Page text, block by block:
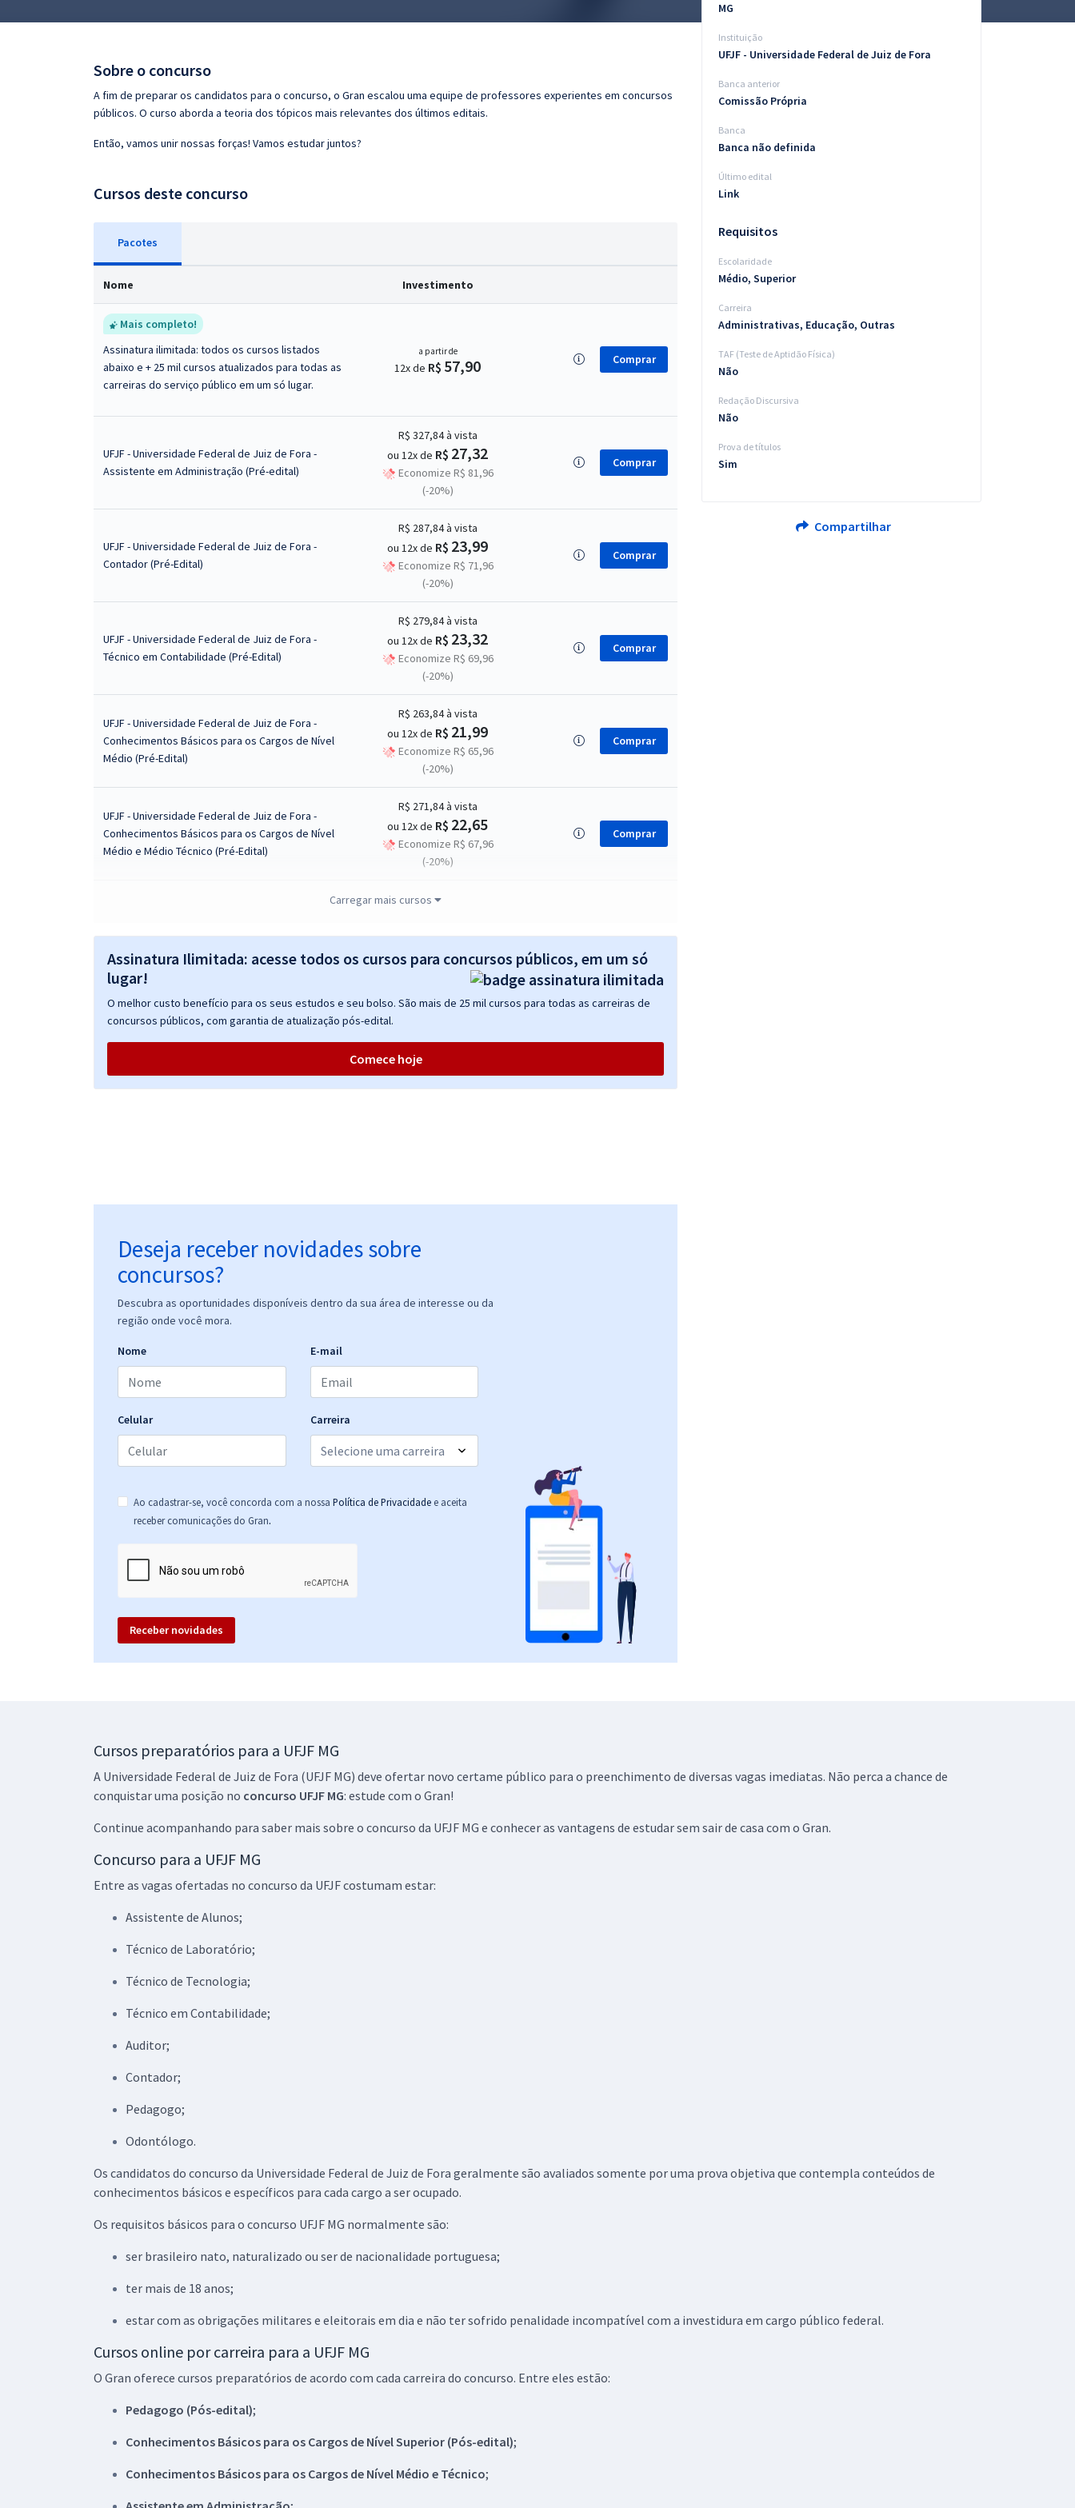
Conteúdo gratuito
Sobre o concurso
A fim de preparar os candidatos para o concurso, o Gran escalou uma equipe de professores experientes em concursos
públicos. O curso aborda a teoria dos tópicos mais relevantes dos últimos editais.
Então, vamos unir nossas forças! Vamos estudar juntos?
Cursos deste concurso
Pacotes
Nome Investimento
Mais completo!
Assinatura ilimitada: todos os cursos listados
abaixo e + 25 mil cursos atualizados para todas as
carreiras do serviço público em um só lugar.
a partir de
12x de R$ 57,90 Comprar
UFJF - Universidade Federal de Juiz de Fora -
Assistente em Administração (Pré-edital)
R$ 327,84à vista
ou 12x de R$ 27,32
Economize R$ 81,96
(-20%)
Comprar
UFJF - Universidade Federal de Juiz de Fora -
Contador (Pré-Edital)
R$ 287,84à vista
ou 12x de R$ 23,99
Economize R$ 71,96
(-20%)
Comprar
UFJF - Universidade Federal de Juiz de Fora -
Técnico em Contabilidade (Pré-Edital)
R$ 279,84à vista
ou 12x de R$ 23,32
Economize R$ 69,96
(-20%)
Comprar
UFJF - Universidade Federal de Juiz de Fora -
Conhecimentos Básicos para os Cargos de Nível
Médio (Pré-Edital)
R$ 263,84à vista
ou 12x de R$ 21,99
Economize R$ 65,96
(-20%)
Comprar
UFJF - Universidade Federal de Juiz de Fora -
Conhecimentos Básicos para os Cargos de Nível
Médio e Médio Técnico (Pré-Edital)
R$ 271,84à vista
ou 12x de R$ 22,65
Economize R$ 67,96
(-20%)
Comprar
R$ 335,84
Economize R$ 83,96
(-20%)
Carregar mais cursos
Assinatura Ilimitada: acesse todos os cursos para concursos públicos, em um só
lugar!
O melhor custo benefício para os seus estudos e seu bolso. São mais de 25 mil cursos para todas as carreiras de
concursos públicos, com garantia de atualização pós-edital.
Comece hoje
Deseja receber novidades sobre
concursos?
Descubra as oportunidades disponíveis dentro da sua área de interesse ou da
região onde você mora.
Nome E-mail
Celular Carreira
Ao cadastrar-se, você concorda com a nossa Política de Privacidade e aceita
receber comunicações do Gran.
Receber novidades
MG
Instituição
UFJF - Universidade Federal de Juiz de Fora
Banca anterior
Comissão Própria
Banca
Banca não definida
Último edital
Link
Requisitos
Escolaridade
Médio, Superior
Carreira
Administrativas, Educação, Outras
TAF (Teste de Aptidão Física)
Não
Redação Discursiva
Não
Prova de títulos
Sim
Compartilhar
Cursos preparatórios para a UFJF MG
A Universidade Federal de Juiz de Fora (UFJF MG) deve ofertar novo certame público para o preenchimento de diversas vagas imediatas. Não perca a chance de
conquistar uma posição no concurso UFJF MG: estude com o Gran!
Continue acompanhando para saber mais sobre o concurso da UFJF MG e conhecer as vantagens de estudar sem sair de casa com o Gran.
Concurso para a UFJF MG
Entre as vagas ofertadas no concurso da UFJF costumam estar:
Assistente de Alunos;
Técnico de Laboratório;
Técnico de Tecnologia;
Técnico em Contabilidade;
Auditor;
Contador;
Pedagogo;
Odontólogo.
Os candidatos do concurso da Universidade Federal de Juiz de Fora geralmente são avaliados somente por uma prova objetiva que contempla conteúdos de
conhecimentos básicos e específicos para cada cargo a ser ocupado.
Os requisitos básicos para o concurso UFJF MG normalmente são:
ser brasileiro nato, naturalizado ou ser de nacionalidade portuguesa;
ter mais de 18 anos;
estar com as obrigações militares e eleitorais em dia e não ter sofrido penalidade incompatível com a investidura em cargo público federal.
Cursos online por carreira para a UFJF MG
O Gran oferece cursos preparatórios de acordo com cada carreira do concurso. Entre eles estão:
Pedagogo (Pós-edital);
Conhecimentos Básicos para os Cargos de Nível Superior (Pós-edital);
Conhecimentos Básicos para os Cargos de Nível Médio e Técnico;